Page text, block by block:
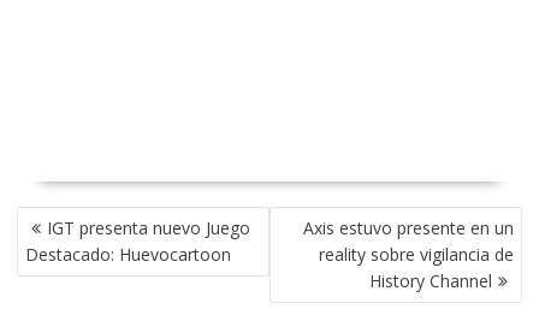
NAVEGACIÓN
DE
ENTRADAS
IGT presenta nuevo Juego
Destacado: Huevocartoon
Axis estuvo presente en un
reality sobre vigilancia de
History Channel